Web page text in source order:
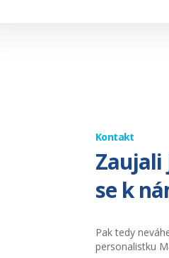
Kontakt
Zaujali
se k
Pak tedy
personalistku